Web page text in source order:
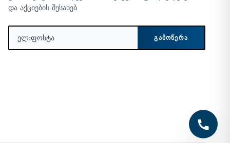
და აქციების შესახებ
ᲒᲐᲛᲝᲬᲔᲠᲐ